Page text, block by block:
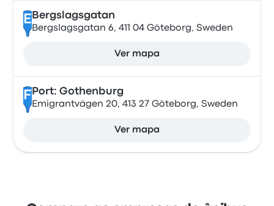
E Bergslagsgatan
Bergslagsgatan 6, 411 04 Göteborg, Sweden
Ver mapa
F Port: Gothenburg
Emigrantvägen 20, 413 27 Göteborg, Sweden
Ver mapa